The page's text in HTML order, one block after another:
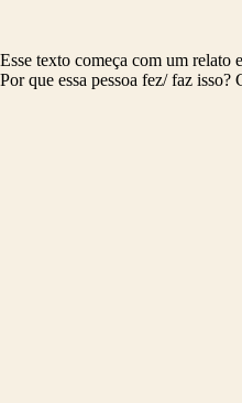
Esse texto começa com um relato
Por que essa pessoa fez/ faz